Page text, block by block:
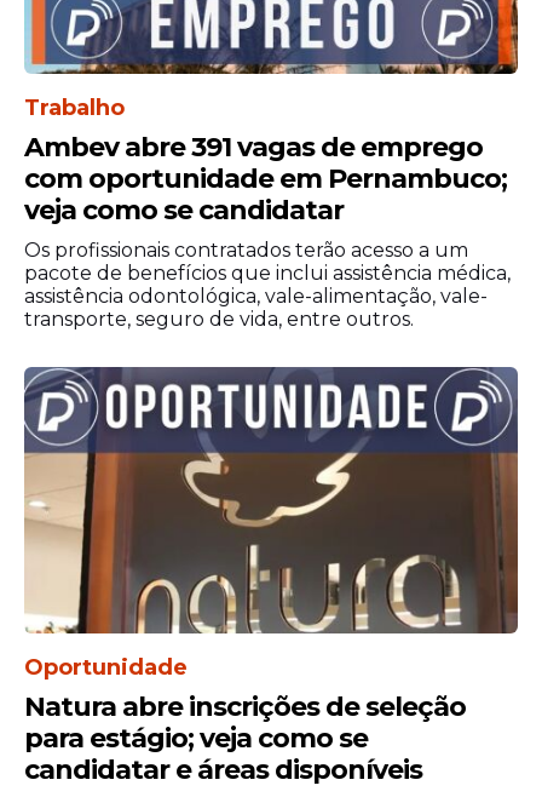
Trabalho
Ambev abre 391 vagas de emprego
com oportunidade em Pernambuco;
veja como se candidatar
Os profissionais contratados terão acesso a um
pacote de benefícios que inclui assistência médica,
assistência odontológica, vale-alimentação, vale-
transporte, seguro de vida, entre outros.
Oportunidade
Natura abre inscrições de seleção
para estágio; veja como se
candidatar e áreas disponíveis